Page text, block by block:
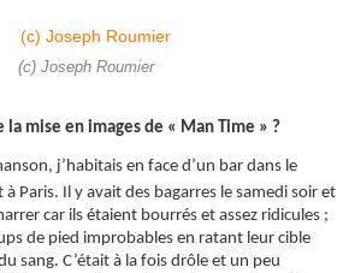
(c) Joseph Roumier
mise en images de « Man Time » ?
j’habitais en face d’un bar dans le
Paris. Il y avait des bagarres le samedi soir et
car ils étaient bourrés et assez ridicules ;
de pied improbables en ratant leur cible
sang. C’était à la fois drôle et un peu